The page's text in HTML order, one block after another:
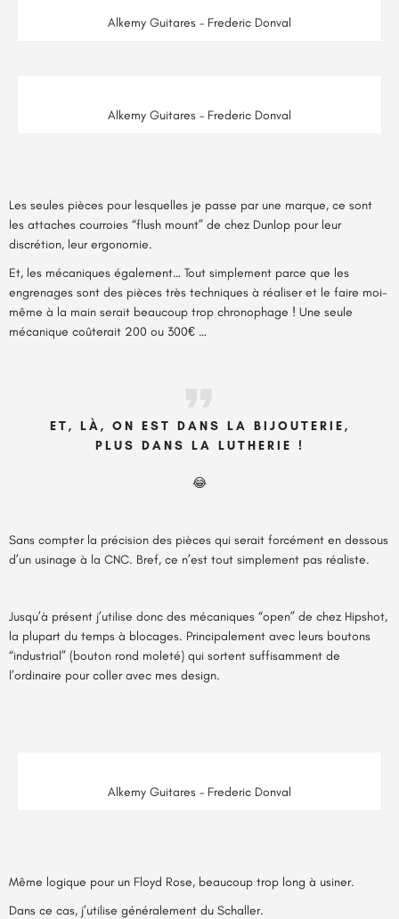
Alkemy Guitares – Frederic Donval
Alkemy Guitares – Frederic Donval
Les seules pièces pour lesquelles je passe par une marque, ce sont
les attaches courroies “flush mount” de chez Dunlop pour leur
discrétion, leur ergonomie.
Et, les mécaniques également… Tout simplement parce que les
engrenages sont des pièces très techniques à réaliser et le faire moi-
même à la main serait beaucoup trop chronophage ! Une seule
mécanique coûterait 200 ou 300€ …
ET, LÀ, ON EST DANS LA BIJOUTERIE,
PLUS DANS LA LUTHERIE !
😂
Sans compter la précision des pièces qui serait forcément en dessous
d’un usinage à la CNC. Bref, ce n’est tout simplement pas réaliste.
Jusqu’à présent j’utilise donc des mécaniques “open” de chez Hipshot,
la plupart du temps à blocages. Principalement avec leurs boutons
“industrial” (bouton rond moleté) qui sortent suffisamment de
l’ordinaire pour coller avec mes design.
Alkemy Guitares – Frederic Donval
Même logique pour un Floyd Rose, beaucoup trop long à usiner.
Dans ce cas, j’utilise généralement du Schaller.